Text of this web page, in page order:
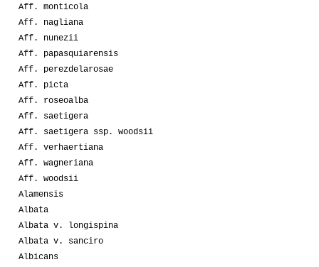
Aff. monticola
Aff. nagliana
Aff. nunezii
Aff. papasquiarensis
Aff. perezdelarosae
Aff. picta
Aff. roseoalba
Aff. saetigera
Aff. saetigera ssp. woodsii
Aff. verhaertiana
Aff. wagneriana
Aff. woodsii
Alamensis
Albata
Albata v. longispina
Albata v. sanciro
Albicans